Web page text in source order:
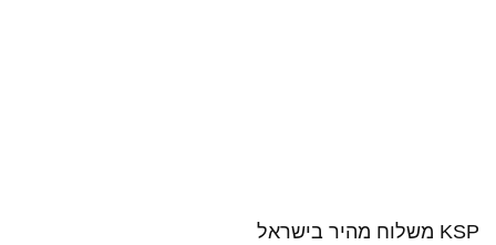
KSP משלוח מהיר בישראל